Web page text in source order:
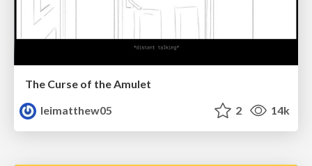
The Curse of the Amulet
leimatthew05
2 14k